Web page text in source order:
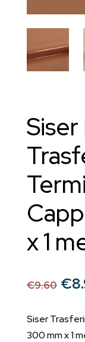
x 1
€9.60 Il
€
Siser
300 mm x 1